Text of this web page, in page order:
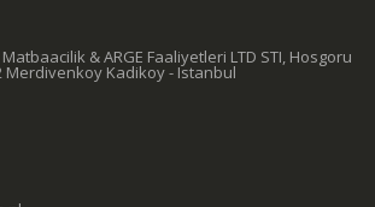
& ARGE Faaliyetleri LTD STI, Hosgoru
Merdivenkoy Kadikoy - Istanbul